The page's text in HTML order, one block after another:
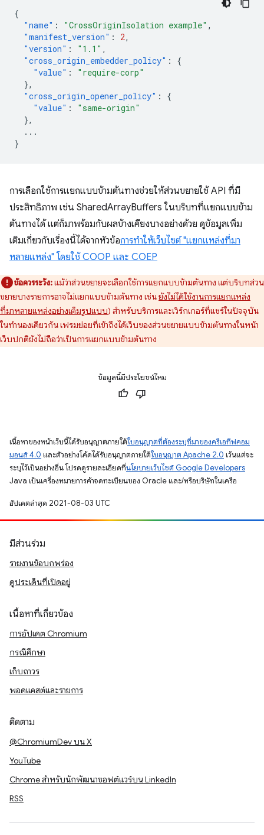
{
"name" : "CrossOriginIsolation example" ,
"manifest_version" : 2,
"version" : "1.1" ,
"cross_origin_embedder_policy" :
{
"value" :
"require-corp"
},
"cross_origin_opener_policy" :
{
"value" :
"same-origin"
},
...
}
การเลือกใช้การแยกแบบข้ามต้นทางช่วยให้ส่วนขยายใช้ API ที่มี
ประสิทธิภาพ เช่น SharedArrayBuffers ในบริบทที่แยกแบบข้าม
ต้นทางได้ แต่ก็มาพร้อมกับผลข้างเคียงบางอย่างด้วย ดูข้อมูลเพิ่ม
เติมเกี่ยวกับเรื่องนี้ได้จากหัวข้อการทําให้เว็บไซต์ "แยกแหล่งที่มา
หลายแหล่ง" โดยใช้ COOP และ COEP
ข้อควรระวัง:แม้ว่าส่วนขยายจะเลือกใช้การแยกแบบข้ามต้นทาง แต่บริบทส่วน
ขยายบางรายการอาจไม่แยกแบบข้ามต้นทาง เช่นยังไม่ได้ใช้งานการแยกแหล่ง
ที่มาหลายแหล่งอย่างเต็มรูปแบบ) สําหรับบริการและเวิร์กเกอร์ที่แชร์ในปัจจุบัน
ในทำนองเดียวกัน เฟรมย่อยที่เข้าถึงได้เว็บของส่วนขยายแบบข้ามต้นทางในหน้า
เว็บปกติยังไม่ถือว่าเป็นการแยกแบบข้ามต้นทาง
ข้อมูลนี้มีประโยชน์ไหม
เนื้อหาของหน้าเว็บนี้ได้รับอนุญาตภายใต้ใบอนุญาตที่ต้องระบุที่มาของครีเอทีฟคอม
มอนส์ 4.0 และตัวอย่างโค้ดได้รับอนุญาตภายใต้ใบอนุญาต Apache 2.0 เว้นแต่จะ
ระบุไว้เป็นอย่างอื่น โปรดดูรายละเอียดที่นโยบายเว็บไซต์ Google Developers
Java เป็นเครื่องหมายการค้าจดทะเบียนของ Oracle และ/หรือบริษัทในเครือ
อัปเดตล่าสุด 2021-08-03 UTC
มีส่วนร่วม
รายงานข้อบกพร่อง
ดูประเด็นที่เปิดอยู่
เนื้อหาที่เกี่ยวข้อง
การอัปเดต Chromium
กรณีศึกษา
เก็บถาวร
พอดแคสต์และรายการ
ติดตาม
@ChromiumDev บน X
YouTube
Chrome สำหรับนักพัฒนาซอฟต์แวร์บน LinkedIn
RSS